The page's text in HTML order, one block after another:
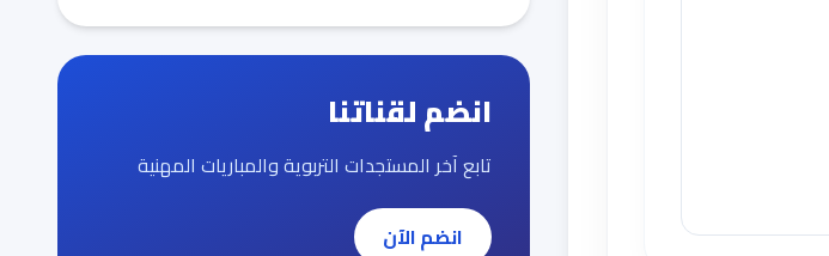
انضم لقناتنا
تابع آخر المستجدات التربوية والمباريات المهنية
انضم الآن